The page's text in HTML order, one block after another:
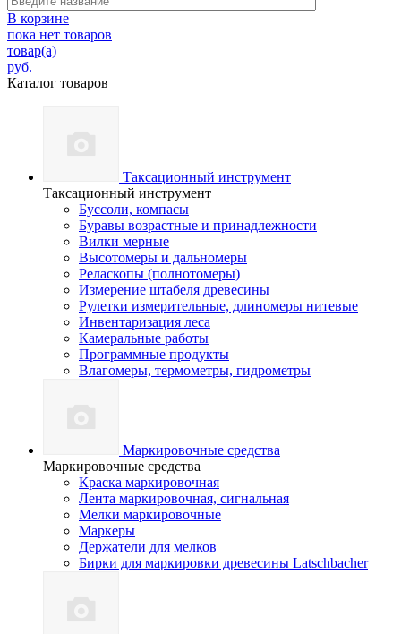
В корзине
пока нет товаров
товар(а)
руб.
Каталог товаров
Таксационный инструмент
Таксационный инструмент
Буссоли, компасы
Буравы возрастные и принадлежности
Вилки мерные
Высотомеры и дальномеры
Реласкопы (полнотомеры)
Измерение штабеля древесины
Рулетки измерительные, длиномеры нитевые
Инвентаризация леса
Камеральные работы
Программные продукты
Влагомеры, термометры, гидрометры
Маркировочные средства
Маркировочные средства
Краска маркировочная
Лента маркировочная, сигнальная
Мелки маркировочные
Маркеры
Держатели для мелков
Бирки для маркировки древесины Latschbacher